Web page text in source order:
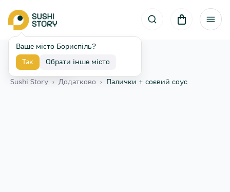
Ваше місто Бориспіль?
Так Обрати інше місто
Назад
Sushi Story › Додатково › Палички + соєвий соус